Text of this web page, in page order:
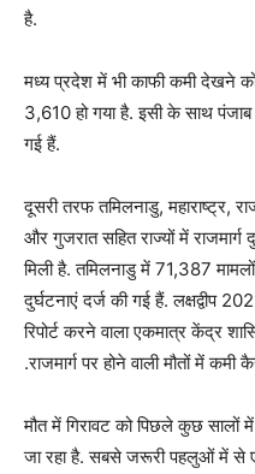
है.
मध्य प्रदेश में भी काफी कमी देखने
3,610 हो गया है. इसी के साथ
गई हैं.
दूसरी तरफ तमिलनाडु, महाराष्ट्र,
और गुजरात सहित राज्यों में
मिली है. तमिलनाडु में 71,387
दुर्घटनाएं दर्ज की गई हैं. लक्षद्वीप
रिपोर्ट करने वाला एकमात्र केंद्र
.राजमार्ग पर होने वाली मौतों में
मौत में गिरावट को पिछले कुछ सालों
जा रहा है. सबसे जरूरी पहलुओं में से